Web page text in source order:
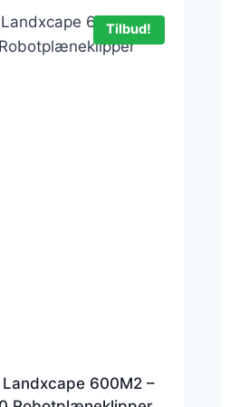
Tilbud!
600M2 –